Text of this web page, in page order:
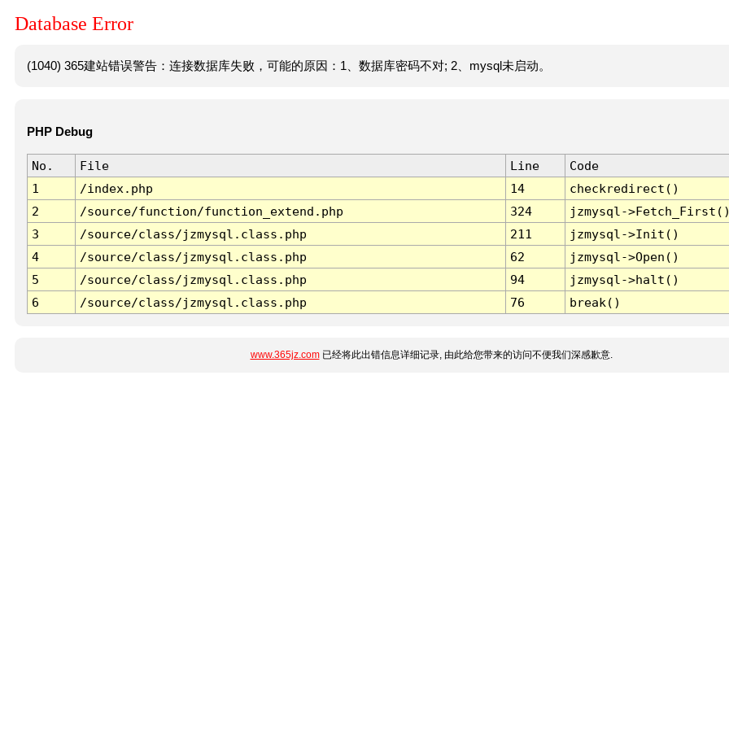
Database Error
(1040) 365建站错误警告：连接数据库失败，可能的原因：1、数据库密码不对; 2、mysql未启动。
PHP Debug
No. File Line
Code
1
/index.php 14
checkredirect()
2
/source/function/function_extend.php 324
jzmysql-
3
/source/class/jzmysql.class.php 211
jzmysql->Init()
4
/source/class/jzmysql.class.php 62
jzmysql->Open()
5
/source/class/jzmysql.class.php 94
jzmysql->halt()
6
/source/class/jzmysql.class.php 76 break()
www.365jz.com已经将此出错信息详细记录, 由此给您带来的访问不便我们深感歉意.